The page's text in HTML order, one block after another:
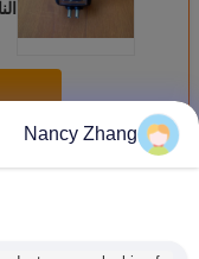
أكثرأجزاء آلات الحليب
Nancy Zhang